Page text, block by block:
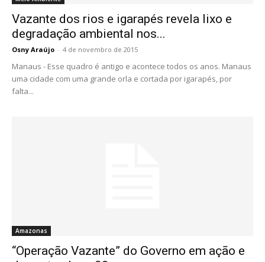
Vazante dos rios e igarapés revela lixo e
degradação ambiental nos...
Osny Araújo - 4 de novembro de 2015
Manaus - Esse quadro é antigo e acontece todos os anos. Manaus
uma cidade com uma grande orla e cortada por igarapés, por
falta...
Amazonas
“Operação Vazante” do Governo em ação e